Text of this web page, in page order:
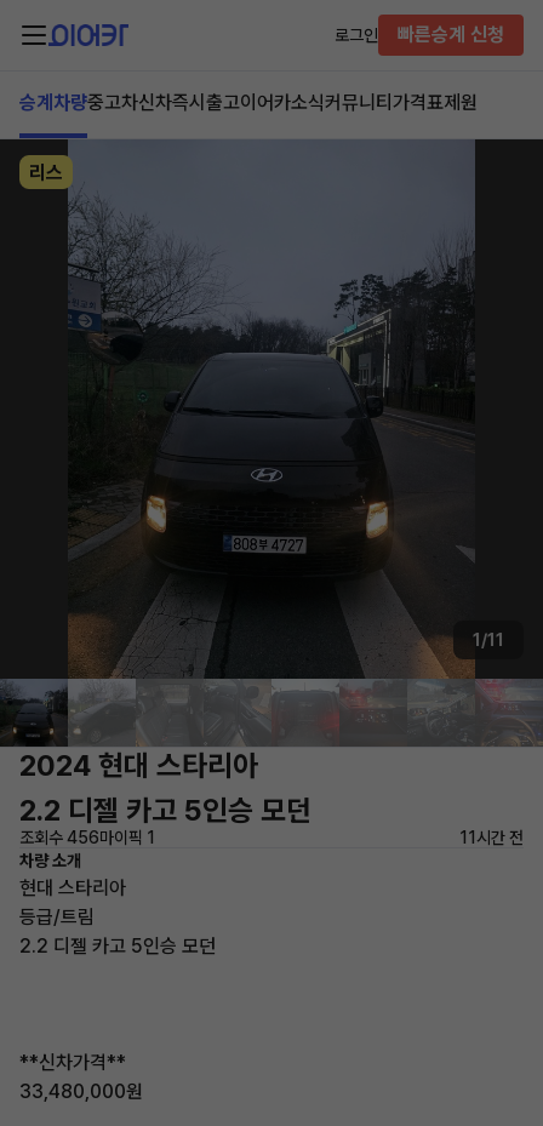
로그인 빠른승계 신청
승계차량중고차신차즉시출고이어카소식커뮤니티 가격표제원
리스
1/11
2024 현대 스타리아
2.2 디젤 카고 5인승 모던
조회수 456마이픽 1
11시간 전
차량 소개
현대 스타리아
등급/트림
2.2 디젤 카고 5인승 모던
**신차가격**
33,480,000원